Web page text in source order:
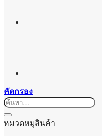
คัดกรอง
ค้นหา:
หมวดหมู่สินค้า